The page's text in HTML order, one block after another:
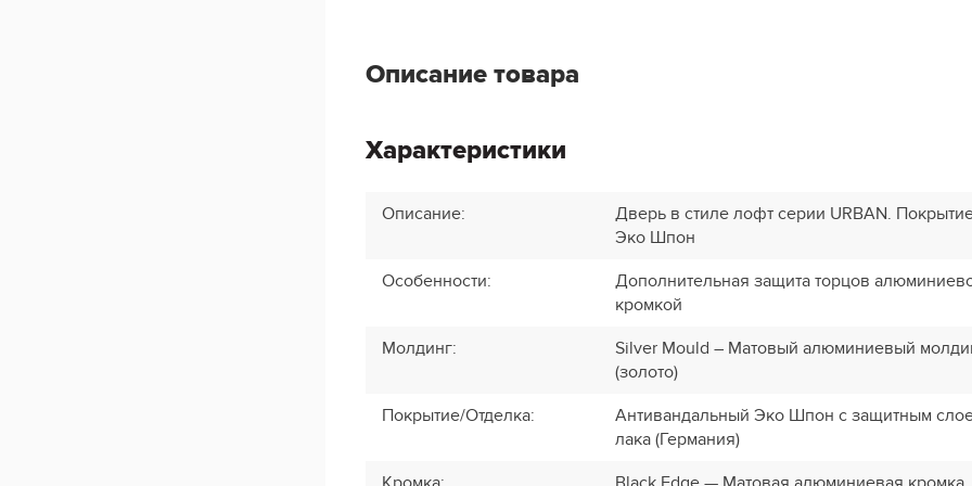
Описание товара
Характеристики
Описание:
Дверь в стиле лофт серии URBAN.
Эко Шпон
Особенности:
Дополнительная защита торцов
кромкой
Молдинг:
Silver Mould – Матовый алюминиевый
(золото)
Покрытие/Отделка:
Антивандальный Эко Шпон с защитным
лака (Германия)